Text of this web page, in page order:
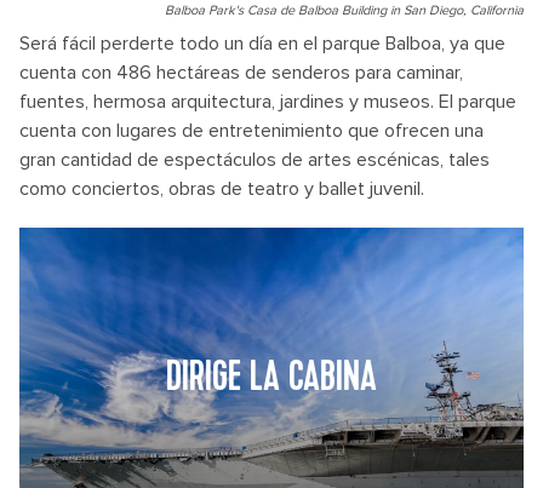
Balboa Park's Casa de Balboa Building in San Diego, California
Será fácil perderte todo un día en el parque Balboa, ya que
cuenta con 486 hectáreas de senderos para caminar,
fuentes, hermosa arquitectura, jardines y museos. El parque
cuenta con lugares de entretenimiento que ofrecen una
gran cantidad de espectáculos de artes escénicas, tales
como conciertos, obras de teatro y ballet juvenil.
DIRIGE LA CABINA